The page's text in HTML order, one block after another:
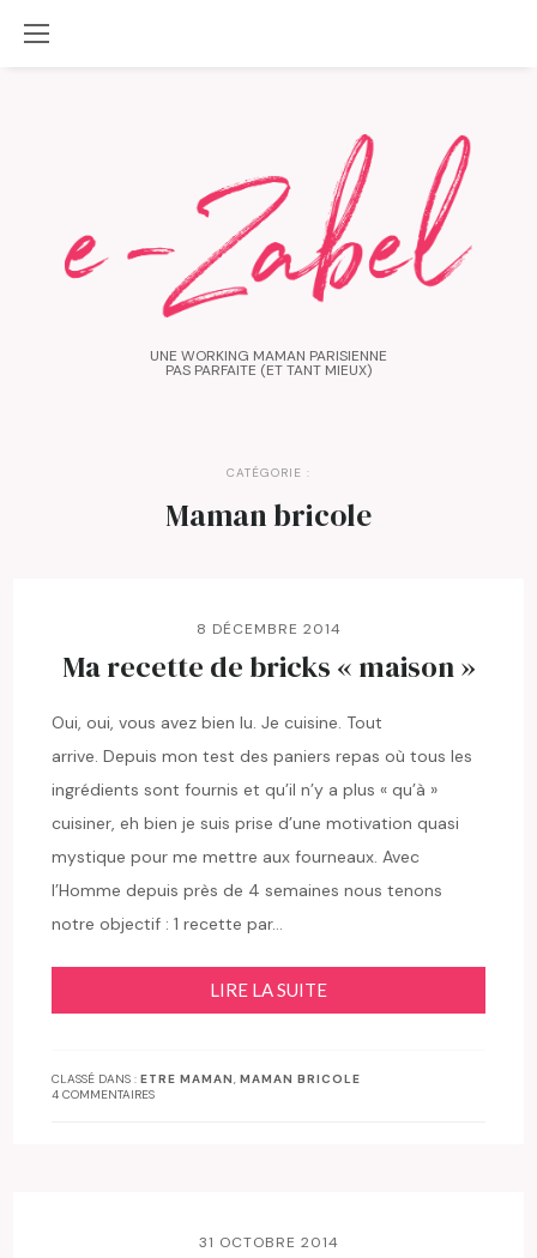
UNE WORKING MAMAN PARISIENNE
PAS PARFAITE (ET TANT MIEUX)
CATÉGORIE :
Maman bricole
8 DÉCEMBRE 2014
Ma recette de bricks « maison »
Oui, oui, vous avez bien lu. Je cuisine. Tout
arrive. Depuis mon test des paniers repas où tous les
ingrédients sont fournis et qu’il n’y a plus « qu’à »
cuisiner, eh bien je suis prise d’une motivation quasi
mystique pour me mettre aux fourneaux. Avec
l’Homme depuis près de 4 semaines nous tenons
notre objectif : 1 recette par…
LIRE LA SUITE
CLASSÉ DANS :ETRE MAMAN,MAMAN BRICOLE
4 COMMENTAIRES
31 OCTOBRE 2014